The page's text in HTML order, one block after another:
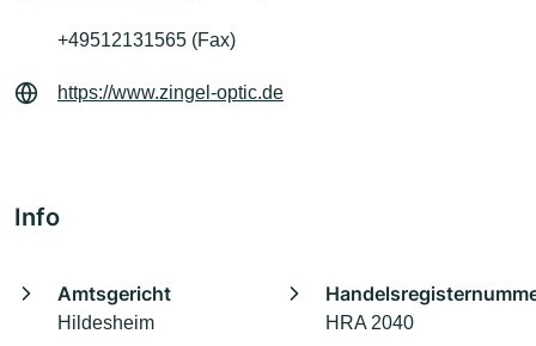
+49512131565 (Fax)
https://www.zingel-optic.de
Info
Amtsgericht
Hildesheim HRA 2040